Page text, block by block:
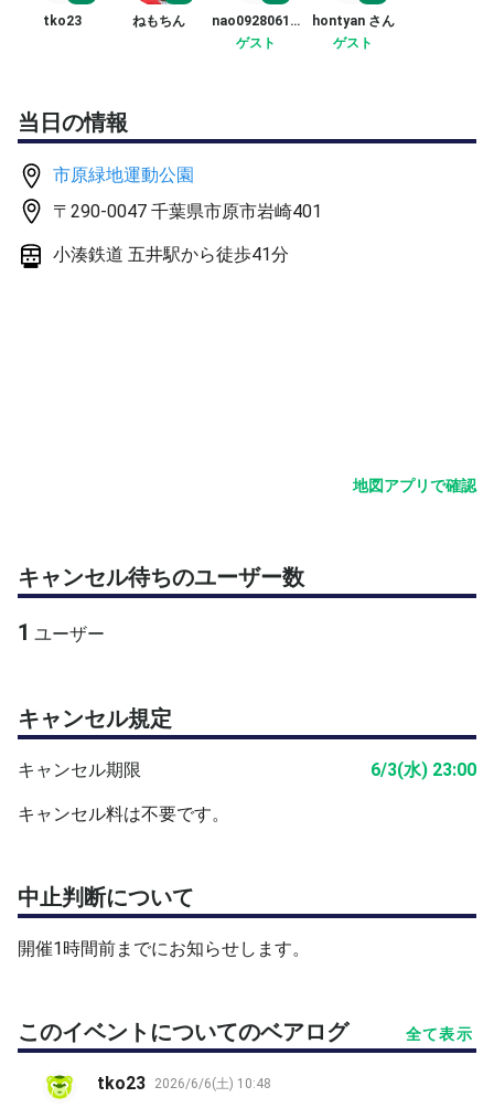
■開催時間
一般中級以上，スクール中上級以上の方を希望します
■参加費
お一人500円
（3人でダブルマッチの場合：お一人350円）
市原市臨海第２庭球場 B・C コート
■他でも募集していますので、早めに締め切ることがあり
りますので、ご容赦ください
tko23
ねもちん
nao09280613 さん
ゲスト
hontyan さん
ゲスト
当日の情報
市原緑地運動公園
〒290-0047 千葉県市原市岩崎401
小湊鉄道 五井駅から徒歩41分
地図アプリで確認
キャンセル待ちのユーザー数
1 ユーザー
キャンセル規定
キャンセル期限 6/3(水) 23:00
キャンセル料は不要です。
中止判断について
開催1時間前までにお知らせします。
このイベントについてのベアログ 全て表示
tko23 2026/6/6(土) 10:48